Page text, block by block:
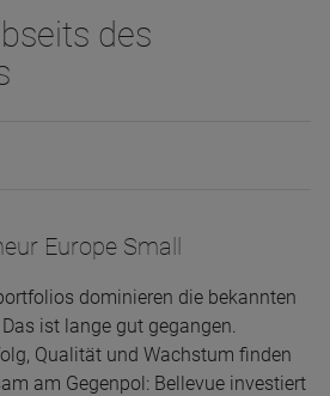
des
Europe Small
dominieren die bekannten
ist lange gut gegangen.
Qualität und Wachstum finden
am Gegenpol: Bellevue investiert